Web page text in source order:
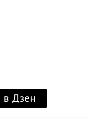
в Дзен